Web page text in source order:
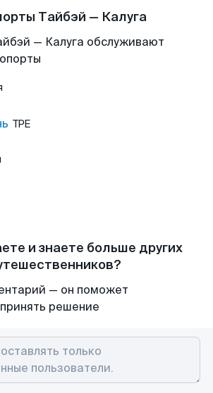
Тайбэй — Калуга
— Калуга обслуживают
TPE
и знаете больше других
— он поможет
решение